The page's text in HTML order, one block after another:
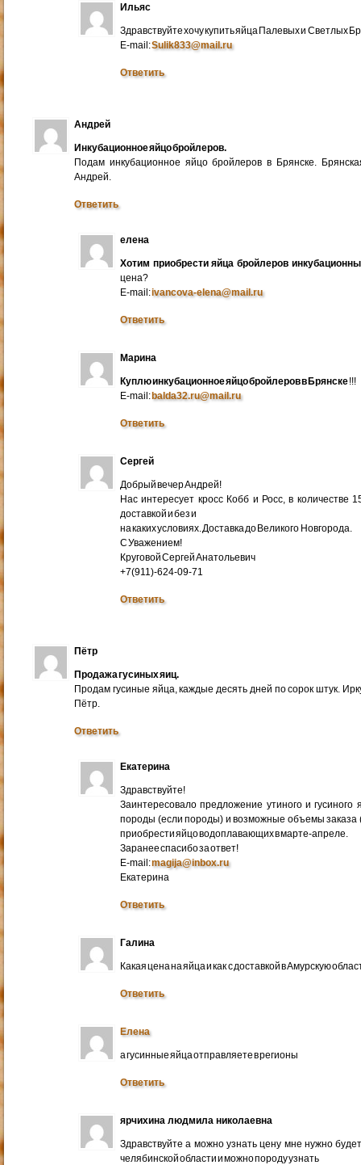
Ильяс
Здравствуйте хочу купить яйца Палевых и Светлых
E-mail:Sulik833@mail.ru
Ответить
Андрей
Инкубационное яйцо бройлеров.
Подам инкубационное яйцо бройлеров в Брянске.
Андрей.
Ответить
елена
Хотим приобрести яйца бройлеров
цена?
E-mail:ivancova-elena@mail.ru
Ответить
Марина
Куплю инкубационное яйцо бройлеров в Брянске!!!
E-mail:balda32.ru@mail.ru
Ответить
Сергей
Добрый вечер Андрей!
Нас интересует кросс Кобб и Росс, в количестве
доставкой и без и
на каких условиях. Доставка до Великого Новгорода.
С Уважением!
Круговой Сергей Анатольевич
+7(911)-624-09-71
Ответить
Пётр
Продажа гусиных яиц.
Продам гусиные яйца, каждые десять дней по сорок штук.
Пётр.
Ответить
Екатерина
Здравствуйте!
Заинтересовало предложение утиного и
породы (если породы) и возможные объемы заказа
приобрести яйцо водоплавающих в марте-апреле.
Заранее спасибо за ответ!
E-mail:magija@inbox.ru
Екатерина
Ответить
Галина
Какая цена на яйца и как с доставкой в Амурскую
Ответить
Елена
а гусинные яйца отправляете в регионы
Ответить
ярчихина людмила николаевна
Здравствуйте а можно узнать цену мне нужно
челябинской области и можно породу узнать